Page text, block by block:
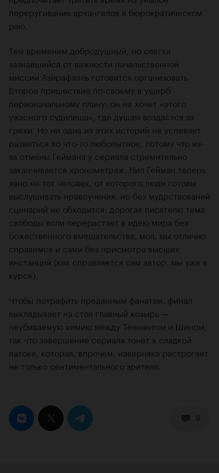
переругивание архангелов в бюрократическом
раю.
Тем временем добродушный, но слегка
зазнавшийся от важности начальственной
миссии Азирафаэль готовится организовать
Второе пришествие по-своему в ущерб
первоначальному плану: он не хочет «этого
ужасного судилища», где душам воздастся за
грехи. Но ни одна из этих историй не успевает
развиться во что-то любопытное, потому что из-
за отмены Геймана у сериала стремительно
заканчивается хронометраж. Нил Гейман теперь
явно не тот человек, от которого люди готовы
выслушивать нравоучения, но без мудрствований
сценарий не обходится: дорогая писателю тема
свободы воли перерастает в идею мира без
божественного вмешательства, мол, мы отлично
справимся и сами без присмотра высших
инстанций (как справляется сам автор, мы уже в
курсе).
Чтобы потрафить преданным фанатам, финал
выкладывает на стол главный козырь —
неубиваемую химию между Теннантом и Шином,
так что завершение сериала тонет в сладкой
патоке, которая, впрочем, наверняка растрогает
не только сентиментального зрителя.